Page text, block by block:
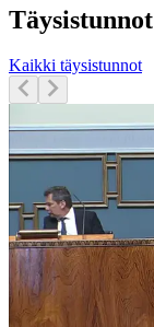
Täysistunnot
Kaikki täysistunnot